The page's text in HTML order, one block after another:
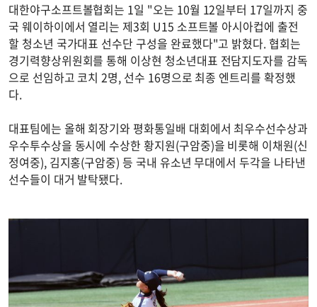
대한야구소프트볼협회는 1일 "오는 10월 12일부터 17일까지 중
국 웨이하이에서 열리는 제3회 U15 소프트볼 아시아컵에 출전
할 청소년 국가대표 선수단 구성을 완료했다"고 밝혔다. 협회는
경기력향상위원회를 통해 이상현 청소년대표 전담지도자를 감독
으로 선임하고 코치 2명, 선수 16명으로 최종 엔트리를 확정했
다.
대표팀에는 올해 회장기와 평화통일배 대회에서 최우수선수상과
우수투수상을 동시에 수상한 황지원(구암중)을 비롯해 이채원(신
정여중), 김지홍(구암중) 등 국내 유소년 무대에서 두각을 나타낸
선수들이 대거 발탁됐다.